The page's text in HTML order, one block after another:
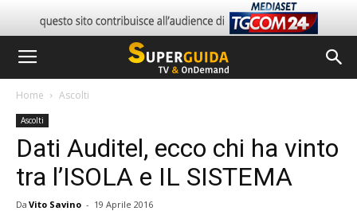
Home Ascolti
Ascolti
Dati Auditel, ecco chi ha vinto
tra l’ISOLA e IL SISTEMA
Da Vito Savino - 19 Aprile 2016